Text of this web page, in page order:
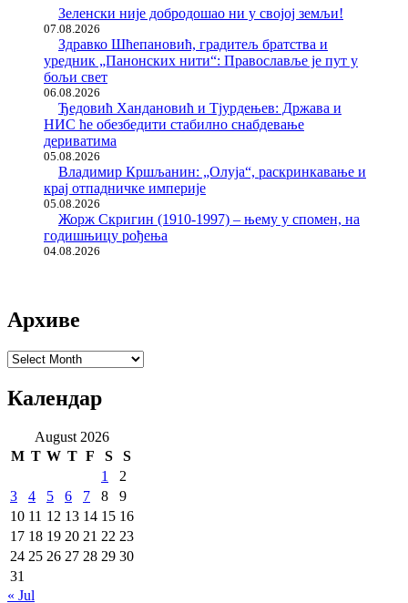
Зеленски није добродошао ни у својој земљи!
07.08.2026
Здравко Шћепановић, градитељ братства и
уредник „Панонских нити“: Православље је пут у
бољи свет
06.08.2026
Ђедовић Хандановић и Тјурдењев: Држава и
НИС ће обезбедити стабилно снабдевање
дериватима
05.08.2026
Владимир Кршљанин: „Олуја“, раскринкавање и
крај отпадничке империје
05.08.2026
Жорж Скригин (1910-1997) – њему у спомен, на
годишњицу рођења
04.08.2026
Архиве
Архиве
Календар
August 2026
M T W T F S
S
1
2
3
4 5 6 7 8
9
10 11 12 13 14 15 16
17 18 19 20 21 22 23
24 25 26 27 28 29 30
31
« Jul